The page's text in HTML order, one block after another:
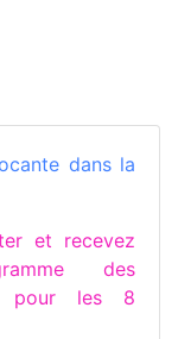
dans la
et recevez
des
pour les 8